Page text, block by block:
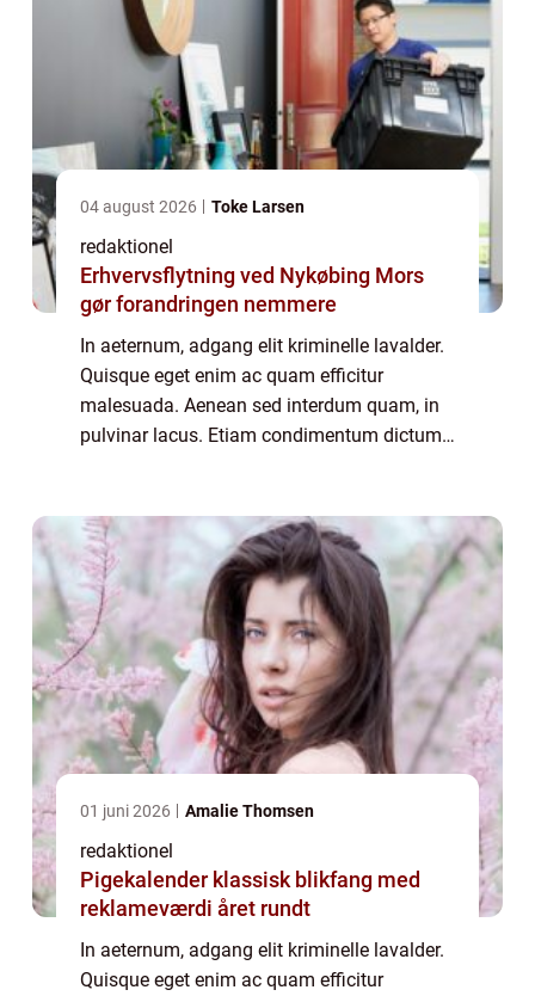
04 august 2026 Toke Larsen
redaktionel
Erhvervsflytning ved Nykøbing Mors
gør forandringen nemmere
In aeternum, adgang elit kriminelle lavalder.
Quisque eget enim ac quam efficitur
malesuada. Aenean sed interdum quam, in
pulvinar lacus. Etiam condimentum dictum
01 juni 2026 Amalie Thomsen
redaktionel
Pigekalender klassisk blikfang med
reklameværdi året rundt
In aeternum, adgang elit kriminelle lavalder.
Quisque eget enim ac quam efficitur